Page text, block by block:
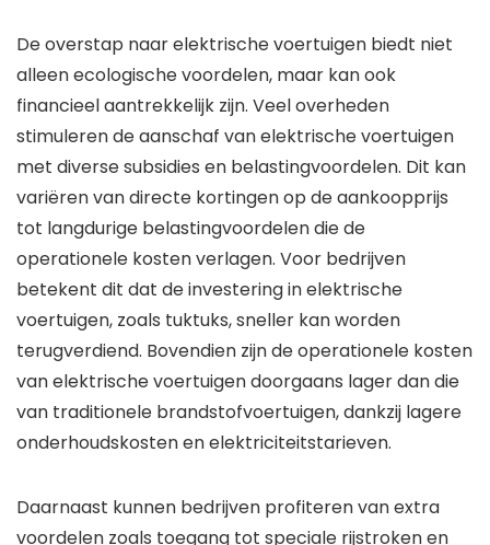
De overstap naar elektrische voertuigen biedt niet
alleen ecologische voordelen, maar kan ook
financieel aantrekkelijk zijn. Veel overheden
stimuleren de aanschaf van elektrische voertuigen
met diverse subsidies en belastingvoordelen. Dit kan
variëren van directe kortingen op de aankoopprijs
tot langdurige belastingvoordelen die de
operationele kosten verlagen. Voor bedrijven
betekent dit dat de investering in elektrische
voertuigen, zoals tuktuks, sneller kan worden
terugverdiend. Bovendien zijn de operationele kosten
van elektrische voertuigen doorgaans lager dan die
van traditionele brandstofvoertuigen, dankzij lagere
onderhoudskosten en elektriciteitstarieven.
Daarnaast kunnen bedrijven profiteren van extra
voordelen zoals toegang tot speciale rijstroken en